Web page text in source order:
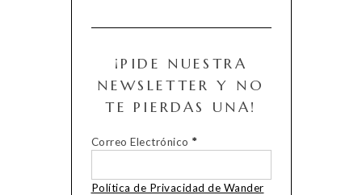
¡PIDE NUESTRA
NEWSLETTER Y NO
TE PIERDAS UNA!
Correo Electrónico *
Política de Privacidad de Wander